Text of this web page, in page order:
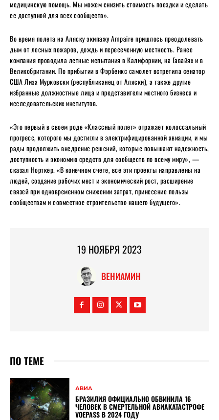
медицинскую помощь. Мы можем снизить стоимость поездки и сделать
ее доступной для всех сообществ».
Во время полета на Аляску экипажу Ampaire пришлось преодолевать
дым от лесных пожаров, дождь и пересеченную местность. Ранее
компания проводила летные испытания в Калифорнии, на Гавайях и в
Великобритании. По прибытии в Фэрбенкс самолет встретила сенатор
США Лиза Мурковски (республиканец от Аляски), а также другие
избранные должностные лица и представители местного бизнеса и
исследовательских институтов.
«Это первый в своем роде «Классный полет» отражает колоссальный
прогресс, которого мы достигли в электрифицированной авиации, и мы
рады продолжить внедрение решений, которые повышают надежность,
доступность и экономию средств для сообществ по всему миру», —
сказал Норткер. «В конечном счете, все эти проекты направлены на
людей, создание рабочих мест и экономический рост, расширение
связей при одновременном снижении затрат, принесение пользы
сообществам и совместное строительство нашего будущего».
19 НОЯБРЯ 2023
ВЕНИАМИН
ПО ТЕМЕ
АВИА
БРАЗИЛИЯ ОФИЦИАЛЬНО ОБВИНИЛА 16
ЧЕЛОВЕК В СМЕРТЕЛЬНОЙ АВИАКАТАСТРОФЕ
VOEPASS В 2024 ГОДУ